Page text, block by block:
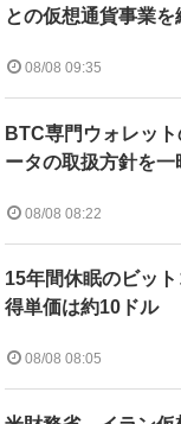
との仮想通貨事業を
08/08 09:35
BTC専門ウォレッ
ータの取扱方針を一
08/08 08:22
15年間休眠のビッ
得単価は約10ドル
08/08 08:05